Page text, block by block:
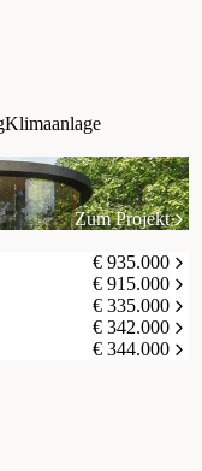
Klimaanlage
Zum Projekt
€ 935.000
€ 915.000
€ 335.000
€ 342.000
€ 344.000